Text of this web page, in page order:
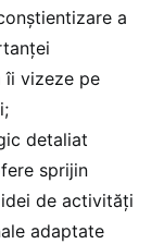
a
îi vizeze pe
detaliat
sprijin
de activități
adaptate